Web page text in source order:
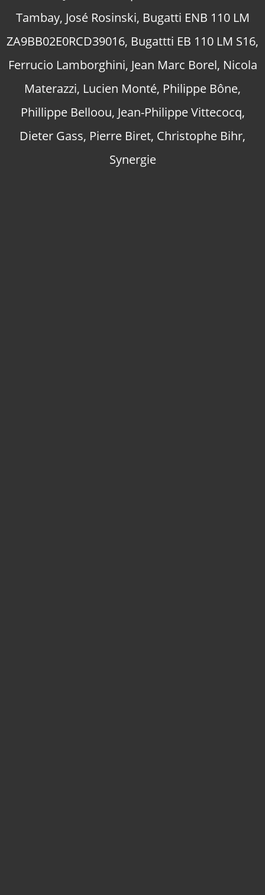
Tambay, José Rosinski, Bugatti ENB 110 LM
ZA9BB02E0RCD39016, Bugattti EB 110 LM S16,
Ferrucio Lamborghini, Jean Marc Borel, Nicola
Materazzi, Lucien Monté, Philippe Bône,
Phillippe Belloou, Jean-Philippe Vittecocq,
Dieter Gass, Pierre Biret, Christophe Bihr,
Synergie